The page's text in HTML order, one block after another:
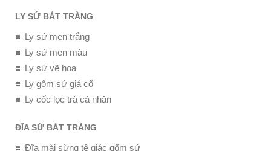
LY SỨ BÁT TRÀNG
Ly sứ men trắng
Ly sứ men màu
Ly sứ vẽ hoa
Ly gốm sứ giả cổ
Ly cốc lọc trà cá nhân
ĐĨA SỨ BÁT TRÀNG
Đĩa mài sừng tê giác gốm sứ